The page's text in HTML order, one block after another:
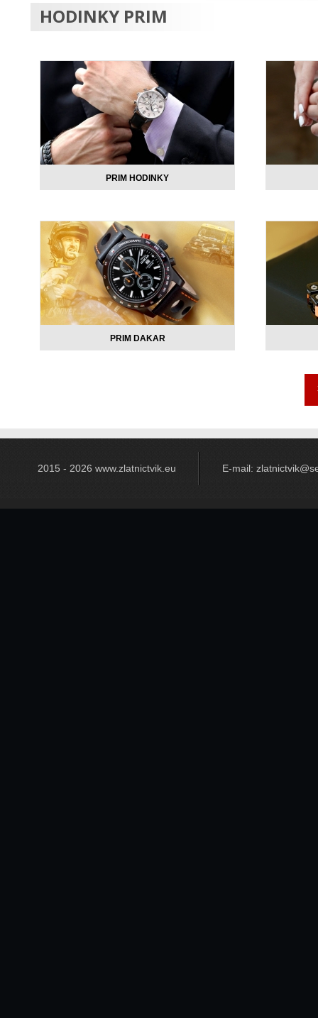
HODINKY PRIM
PRIM HODINKY
PRIM DAKAR
2015 - 2026 www.zlatnictvik.eu E-mail: